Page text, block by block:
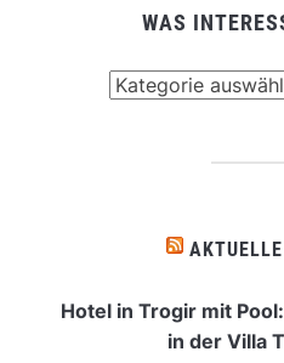
WAS
Hotel in Trogir mit
in der Villa